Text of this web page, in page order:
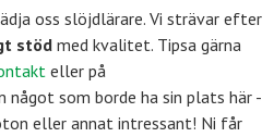
oss slöjdlärare. Vi strävar efter
stöd med kvalitet. Tipsa gärna
eller på
något som borde ha sin plats här -
eller annat intressant! Ni får